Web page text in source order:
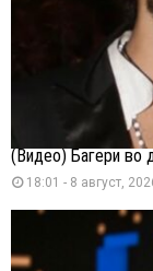
(Видео) Багери во
18:01 - 8 август,